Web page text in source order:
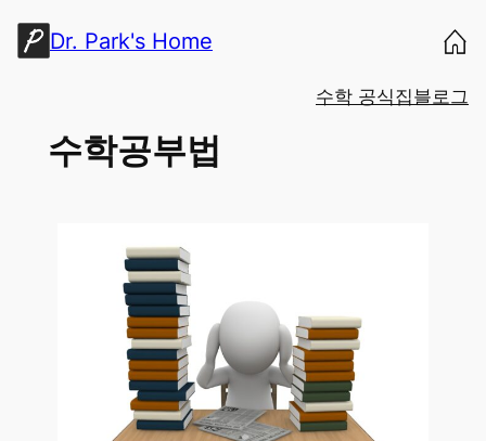
콘
텐
Dr. Park's Home
수학 공식집블로그
수학공부법